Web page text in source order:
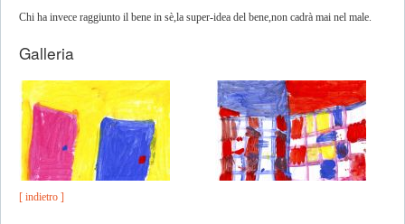
Chi ha invece raggiunto il bene in sè,la super-idea del bene,non cadrà mai nel male.
Galleria
[ indietro ]